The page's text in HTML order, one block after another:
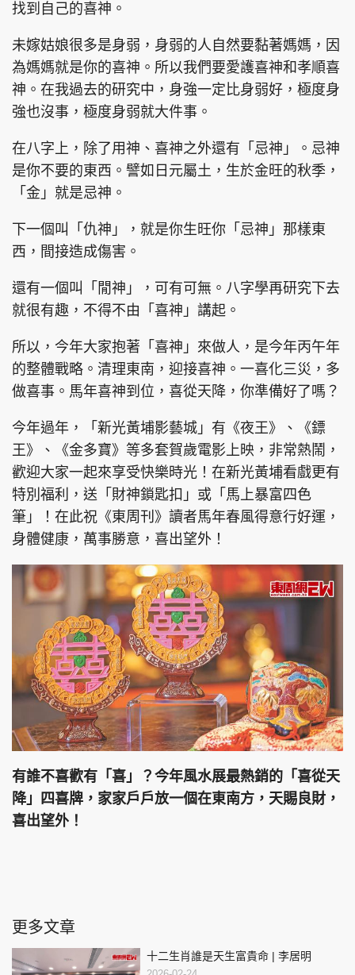
找到自己的喜神。
未嫁姑娘很多是身弱，身弱的人自然要黏著媽媽，因
為媽媽就是你的喜神。所以我們要愛護喜神和孝順喜
神。在我過去的研究中，身強一定比身弱好，極度身
強也沒事，極度身弱就大件事。
在八字上，除了用神、喜神之外還有「忌神」。忌神
是你不要的東西。譬如日元屬土，生於金旺的秋季，
「金」就是忌神。
下一個叫「仇神」，就是你生旺你「忌神」那樣東
西，間接造成傷害。
還有一個叫「閒神」，可有可無。八字學再研究下去
就很有趣，不得不由「喜神」講起。
所以，今年大家抱著「喜神」來做人，是今年丙午年
的整體戰略。清理東南，迎接喜神。一喜化三災，多
做喜事。馬年喜神到位，喜從天降，你準備好了嗎？
今年過年，「新光黃埔影藝城」有《夜王》、《鏢
王》、《金多寶》等多套賀歲電影上映，非常熱鬧，
歡迎大家一起來享受快樂時光！在新光黃埔看戲更有
特別福利，送「財神鎖匙扣」或「馬上暴富四色
筆」！在此祝《東周刊》讀者馬年春風得意行好運，
身體健康，萬事勝意，喜出望外！
有誰不喜歡有「喜」？今年風水展最熱銷的「喜從天
降」四喜牌，家家戶戶放一個在東南方，天賜良財，
喜出望外！
更多文章
十二生肖誰是天生富貴命 | 李居明